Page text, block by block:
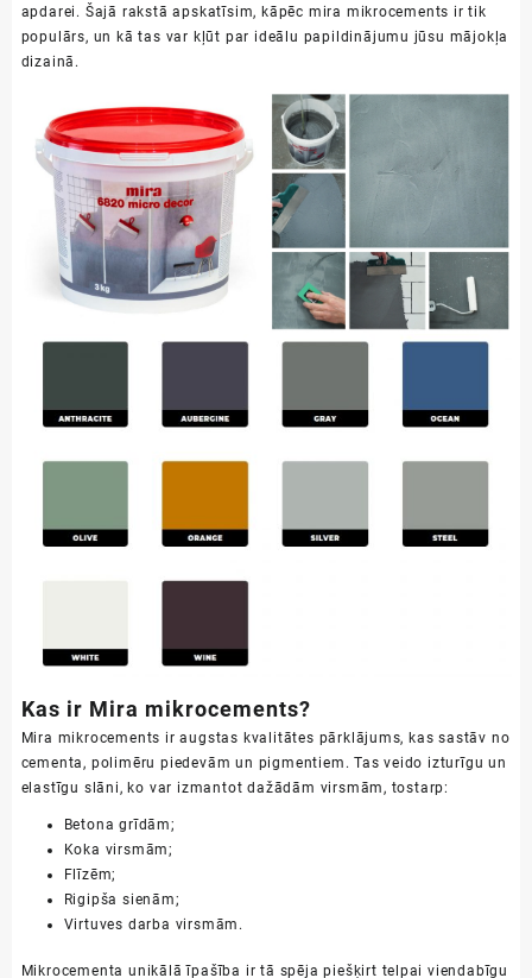
apdarei. Šajā rakstā apskatīsim, kāpēc mira mikrocements ir tik
populārs, un kā tas var kļūt par ideālu papildinājumu jūsu mājokļa
dizainā.
Kas ir Mira mikrocements?
Mira mikrocements ir augstas kvalitātes pārklājums, kas sastāv no
cementa, polimēru piedevām un pigmentiem. Tas veido izturīgu un
elastīgu slāni, ko var izmantot dažādām virsmām, tostarp:
Betona grīdām;
Koka virsmām;
Flīzēm;
Rigipša sienām;
Virtuves darba virsmām.
Mikrocementa unikālā īpašība ir tā spēja piešķirt telpai viendabīgu